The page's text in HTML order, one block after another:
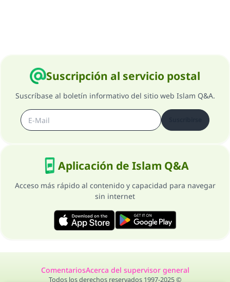
Suscripción al servicio postal
Suscríbase al boletín informativo del sitio web Islam Q&A.
Aplicación de Islam Q&A
Acceso más rápido al contenido y capacidad para navegar
sin internet
ComentariosAcerca del supervisor general
Todos los derechos reservados 1997-2025 ©